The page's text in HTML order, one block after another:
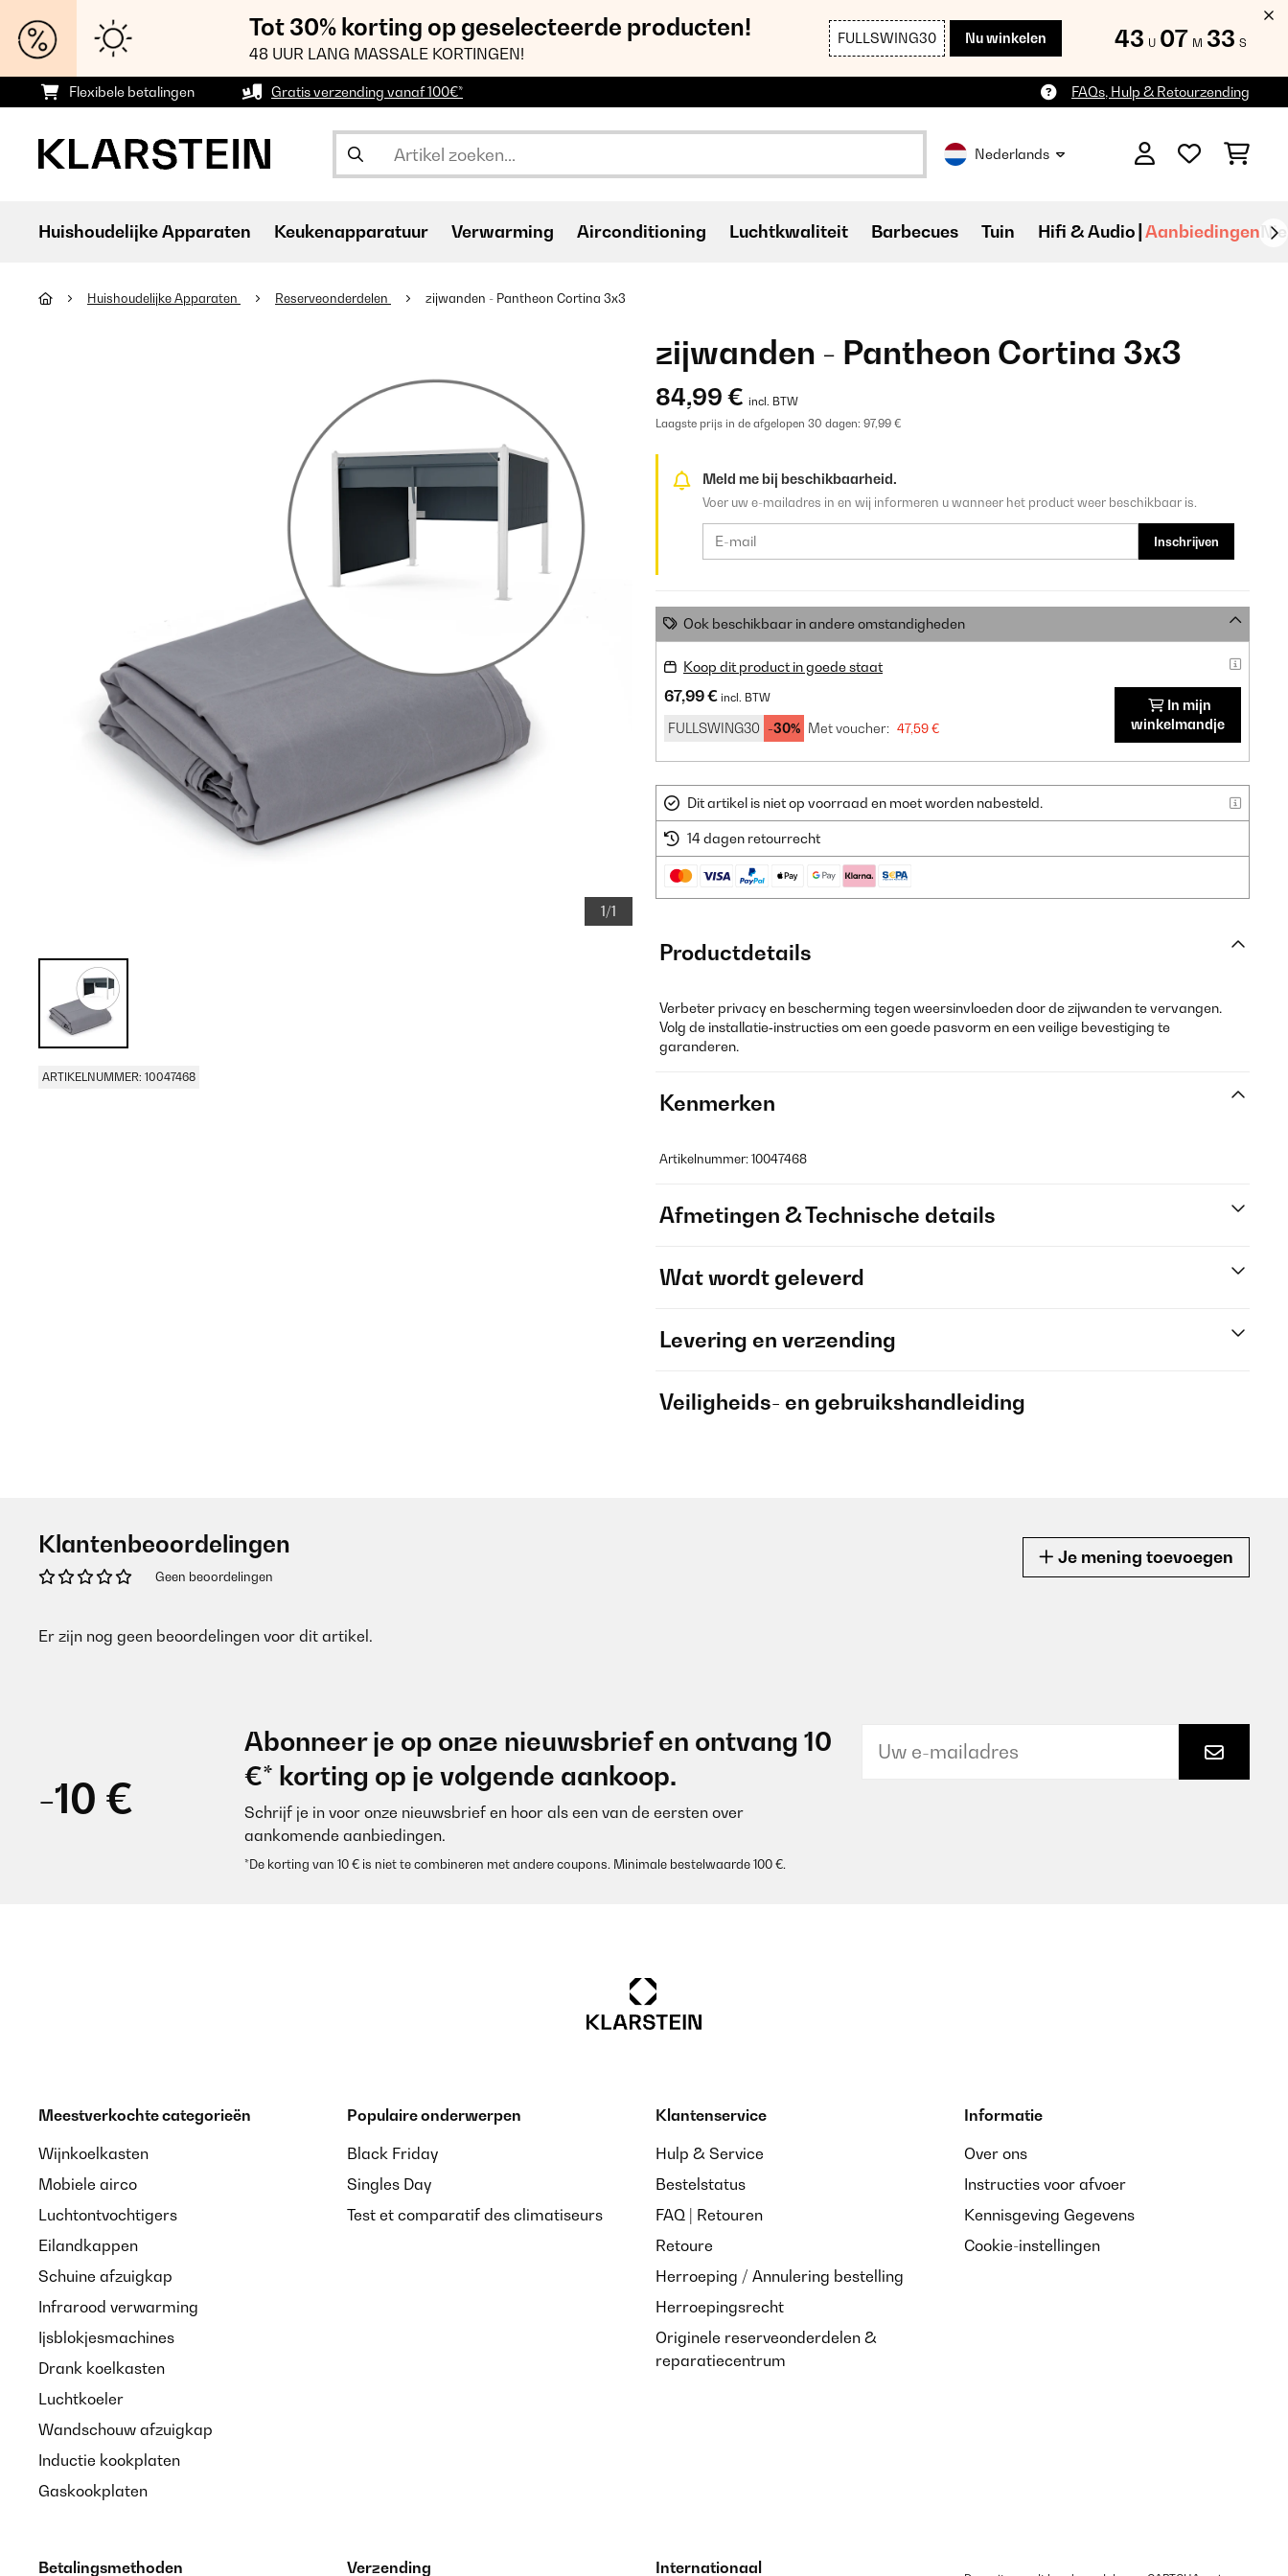
Tot 30% korting op geselecteerde producten!
48 UUR LANG MASSALE KORTINGEN!
FULLSWING30 Nu winkelen 43 U 07 M 31 S
Flexibele betalingen Gratis verzending vanaf 100€* FAQs, Hulp & Retourzending
Nederlands
Huishoudelijke Apparaten Keukenapparatuur Verwarming Airconditioning Luchtkwaliteit Barbecues Tuin Hifi & Audio Aanbiedingen
Huishoudelijke Apparaten Reserveonderdelen zijwanden - Pantheon Cortina 3x3
1/1
ARTIKELNUMMER: 10047468
zijwanden - Pantheon Cortina 3x3
84,99 € incl. BTW
Laagste prijs in de afgelopen 30 dagen: 97,99 €
Meld me bij beschikbaarheid.
Voer uw e-mailadres in en wij informeren u wanneer het product weer beschikbaar is.
Inschrijven
Ook beschikbaar in andere omstandigheden
Koop dit product in goede staat
67,99 € incl. BTW
FULLSWING30 -30% Met voucher: 47,59 €
In mijn
winkelmandje
Dit artikel is niet op voorraad en moet worden nabesteld.
14 dagen retourrecht
Productdetails
Verbeter privacy en bescherming tegen weersinvloeden door de zijwanden te vervangen.
Volg de installatie‑instructies om een goede pasvorm en een veilige bevestiging te
garanderen.
Kenmerken
Artikelnummer: 10047468
Afmetingen & Technische details
Wat wordt geleverd
Levering en verzending
Veiligheids- en gebruikshandleiding
Klantenbeoordelingen
Geen beoordelingen
Je mening toevoegen
Er zijn nog geen beoordelingen voor dit artikel.
-10 €
Abonneer je op onze nieuwsbrief en ontvang 10
€* korting op je volgende aankoop.
Schrijf je in voor onze nieuwsbrief en hoor als een van de eersten over
aankomende aanbiedingen.
*De korting van 10 € is niet te combineren met andere coupons. Minimale bestelwaarde 100 €.
Meestverkochte categorieën
Wijnkoelkasten
Mobiele airco
Luchtontvochtigers
Eilandkappen
Schuine afzuigkap
Infrarood verwarming
Ijsblokjesmachines
Drank koelkasten
Luchtkoeler
Wandschouw afzuigkap
Inductie kookplaten
Gaskookplaten
Populaire onderwerpen
Black Friday
Singles Day
Test et comparatif des climatiseurs
Klantenservice
Hulp & Service
Bestelstatus
FAQ | Retouren
Retoure
Herroeping / Annulering bestelling
Herroepingsrecht
Originele reserveonderdelen &
reparatiecentrum
Informatie
Over ons
Instructies voor afvoer
Kennisgeving Gegevens
Cookie-instellingen
Betalingsmethoden Verzending Internationaal